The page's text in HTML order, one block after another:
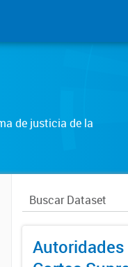
de justicia de la